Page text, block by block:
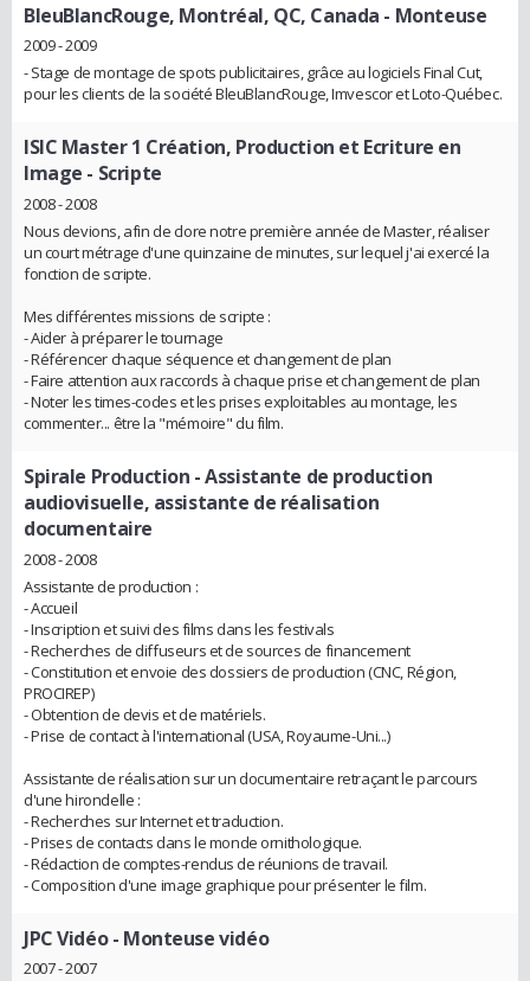
BleuBlancRouge, Montréal, QC, Canada - Monteuse
2009 - 2009
- Stage de montage de spots publicitaires, grâce au logiciels Final Cut,
pour les clients de la société BleuBlancRouge, Imvescor et Loto-Québec.
ISIC Master 1 Création, Production et Ecriture en
Image - Scripte
2008 - 2008
Nous devions, afin de clore notre première année de Master, réaliser
un court métrage d'une quinzaine de minutes, sur lequel j'ai exercé la
fonction de scripte.
Mes différentes missions de scripte :
- Aider à préparer le tournage
- Référencer chaque séquence et changement de plan
- Faire attention aux raccords à chaque prise et changement de plan
- Noter les times-codes et les prises exploitables au montage, les
commenter... être la "mémoire" du film.
Spirale Production - Assistante de production
audiovisuelle, assistante de réalisation
documentaire
2008 - 2008
Assistante de production :
- Accueil
- Inscription et suivi des films dans les festivals
- Recherches de diffuseurs et de sources de financement
- Constitution et envoie des dossiers de production (CNC, Région,
PROCIREP)
- Obtention de devis et de matériels.
- Prise de contact à l'international (USA, Royaume-Uni...)
Assistante de réalisation sur un documentaire retraçant le parcours
d'une hirondelle :
- Recherches sur Internet et traduction.
- Prises de contacts dans le monde ornithologique.
- Rédaction de comptes-rendus de réunions de travail.
- Composition d'une image graphique pour présenter le film.
JPC Vidéo- Monteuse vidéo
2007 - 2007